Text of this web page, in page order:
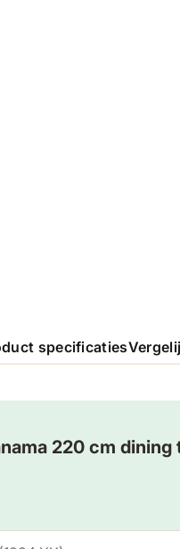
specificaties
220 cm